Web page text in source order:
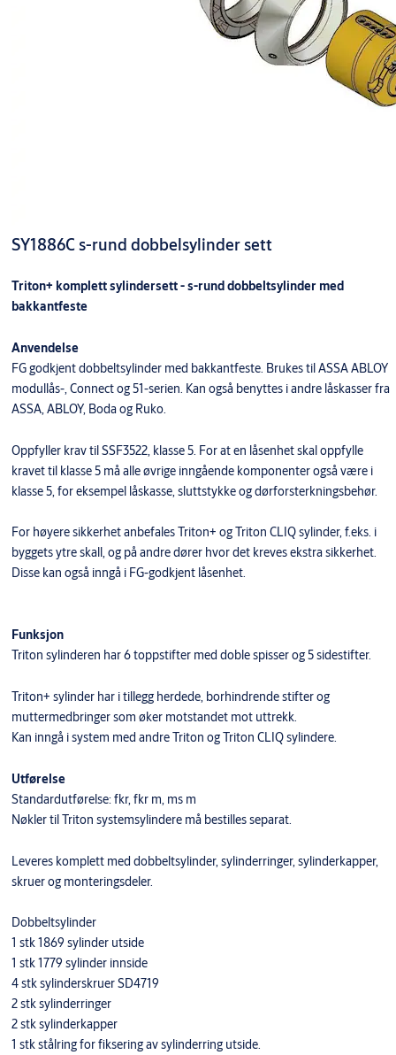
SY1886C s-rund dobbelsylinder sett
Triton+ komplett sylindersett - s-rund dobbeltsylinder med
bakkantfeste
Anvendelse
FG godkjent dobbeltsylinder med bakkantfeste. Brukes til ASSA ABLOY
modullås-, Connect og 51-serien. Kan også benyttes i andre låskasser fra
ASSA, ABLOY, Boda og Ruko.
Oppfyller krav til SSF3522, klasse 5. For at en låsenhet skal oppfylle
kravet til klasse 5 må alle øvrige inngående komponenter også være i
klasse 5, for eksempel låskasse, sluttstykke og dørforsterkningsbehør.
For høyere sikkerhet anbefales Triton+ og Triton CLIQ sylinder, f.eks. i
byggets ytre skall, og på andre dører hvor det kreves ekstra sikkerhet.
Disse kan også inngå i FG-godkjent låsenhet.
Funksjon
Triton sylinderen har 6 toppstifter med doble spisser og 5 sidestifter.
Triton+ sylinder har i tillegg herdede, borhindrende stifter og
muttermedbringer som øker motstandet mot uttrekk.
Kan inngå i system med andre Triton og Triton CLIQ sylindere.
Utførelse
Standardutførelse: fkr, fkr m, ms m
Nøkler til Triton systemsylindere må bestilles separat.
Leveres komplett med dobbeltsylinder, sylinderringer, sylinderkapper,
skruer og monteringsdeler.
Dobbeltsylinder
1 stk 1869 sylinder utside
1 stk 1779 sylinder innside
4 stk sylinderskruer SD4719
2 stk sylinderringer
2 stk sylinderkapper
1 stk stålring for fiksering av sylinderring utside.